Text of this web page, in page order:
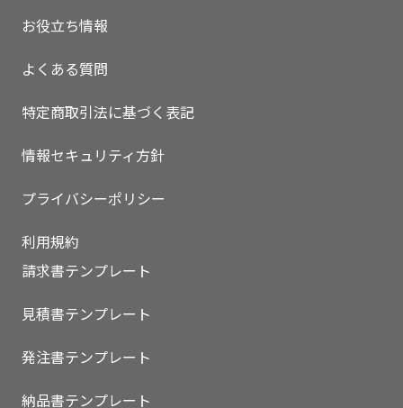
お役立ち情報
よくある質問
特定商取引法に基づく表記
情報セキュリティ方針
プライバシーポリシー
利用規約
請求書テンプレート
見積書テンプレート
発注書テンプレート
納品書テンプレート